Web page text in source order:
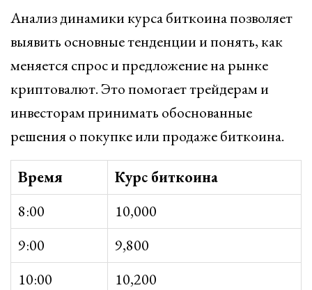
Анализ динамики курса биткоина позволяет
выявить основные тенденции и понять, как
меняется спрос и предложение на рынке
криптовалют. Это помогает трейдерам и
инвесторам принимать обоснованные
решения о покупке или продаже биткоина.
Время
Курс биткоина
8:00
10,000
9:00
9,800
10:00
10,200